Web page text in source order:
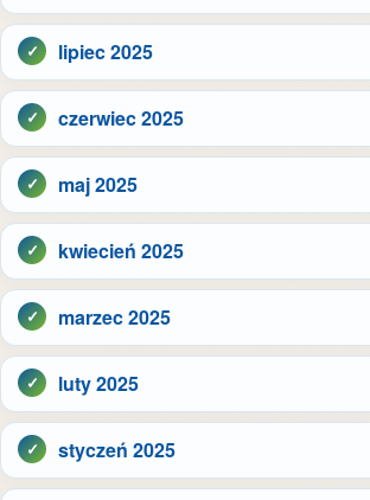
lipiec 2025
czerwiec 2025
maj 2025
kwiecień 2025
marzec 2025
luty 2025
styczeń 2025